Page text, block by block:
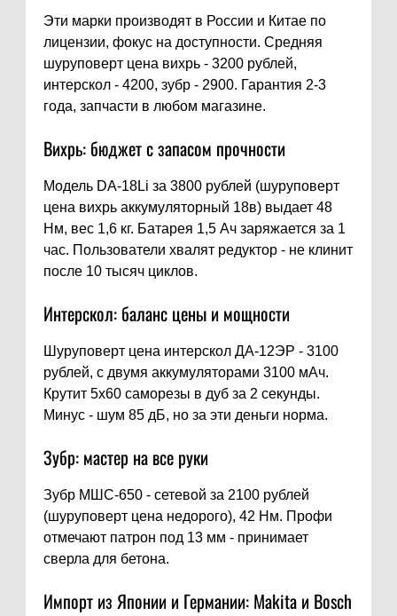
Эти марки производят в России и Китае по
лицензии, фокус на доступности. Средняя
шуруповерт цена вихрь - 3200 рублей,
интерскол - 4200, зубр - 2900. Гарантия 2-3
года, запчасти в любом магазине.
Вихрь: бюджет с запасом прочности
Модель DA-18Li за 3800 рублей (шуруповерт
цена вихрь аккумуляторный 18в) выдает 48
Нм, вес 1,6 кг. Батарея 1,5 Ач заряжается за 1
час. Пользователи хвалят редуктор - не клинит
после 10 тысяч циклов.
Интерскол: баланс цены и мощности
Шуруповерт цена интерскол ДА-12ЭР - 3100
рублей, с двумя аккумуляторами 3100 мАч.
Крутит 5x60 саморезы в дуб за 2 секунды.
Минус - шум 85 дБ, но за эти деньги норма.
Зубр: мастер на все руки
Зубр МШС-650 - сетевой за 2100 рублей
(шуруповерт цена недорого), 42 Нм. Профи
отмечают патрон под 13 мм - принимает
сверла для бетона.
Импорт из Японии и Германии: Makita и Bosch